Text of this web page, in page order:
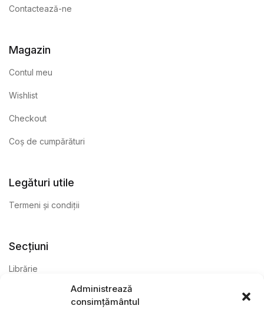
Administrează
consimțământul
Contactează-ne
Magazin
Contul meu
Wishlist
Checkout
Coș de cumpărături
Legături utile
Termeni și condiții
Secțiuni
Librărie